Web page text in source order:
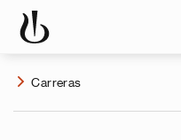
Carreras